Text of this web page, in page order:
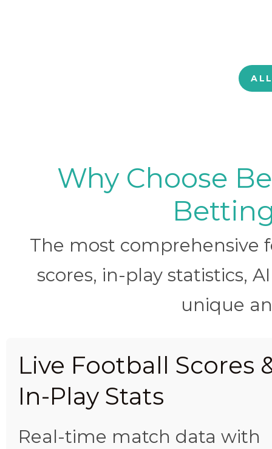
Why Choose
The most
scores, in-play statistics,
unique
Live Football Scores
In-Play Stats
Real-time match data with